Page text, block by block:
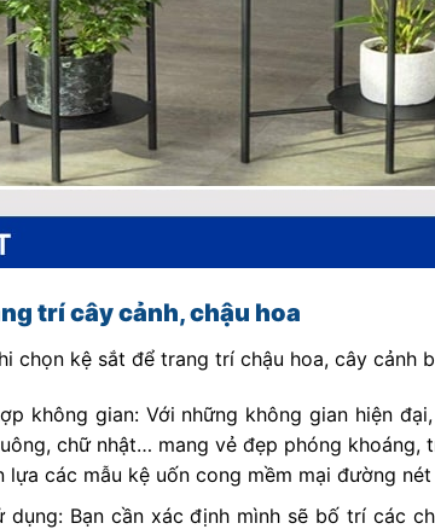
trí cây cảnh, chậu hoa
chọn kệ sắt để trang trí chậu hoa, cây cảnh
không gian: Với những không gian hiện
chữ nhật… mang vẻ đẹp phóng
các mẫu kệ uốn cong mềm mại đường
dụng: Bạn cần xác định mình sẽ bố trí các